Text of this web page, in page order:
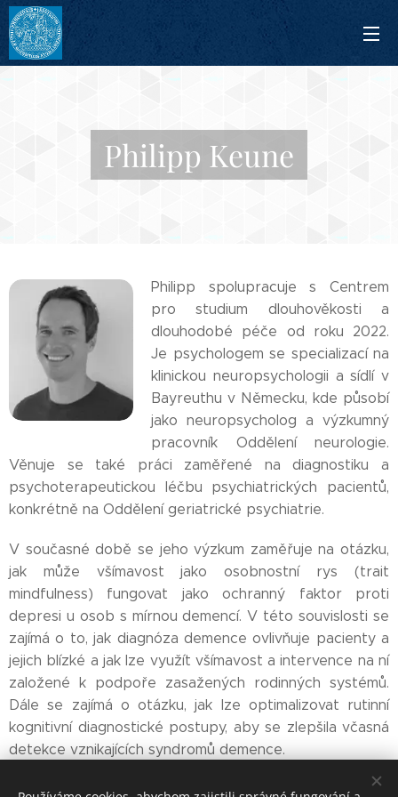
Philipp Keune
Philipp spolupracuje s Centrem
pro studium dlouhověkosti a
dlouhodobé péče od roku 2022.
Je psychologem se specializací na
klinickou neuropsychologii a sídlí v
Bayreuthu v Německu, kde působí
jako neuropsycholog a výzkumný
pracovník Oddělení neurologie.
Věnuje se také práci zaměřené na diagnostiku a
psychoterapeutickou léčbu psychiatrických pacientů,
konkrétně na Oddělení geriatrické psychiatrie.
V současné době se jeho výzkum zaměřuje na otázku,
jak může všímavost jako osobnostní rys (trait
mindfulness) fungovat jako ochranný faktor proti
depresi u osob s mírnou demencí. V této souvislosti se
zajímá o to, jak diagnóza demence ovlivňuje pacienty a
jejich blízké a jak lze využít všímavost a intervence na ní
založené k podpoře zasažených rodinných systémů.
Dále se zajímá o otázku, jak lze optimalizovat rutinní
kognitivní diagnostické postupy, aby se zlepšila včasná
detekce vznikajících syndromů demence.